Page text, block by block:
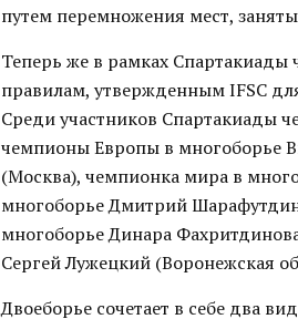
путем перемножения мест,
Теперь же в рамках
правилам, утвержденным IFSC
Среди участников Спартакиады
чемпионы Европы в многоборье
(Москва), чемпионка мира в
многоборье Дмитрий
многоборье Динара
Сергей Лужецкий (Воронежская
Двоеборье сочетает в себе два